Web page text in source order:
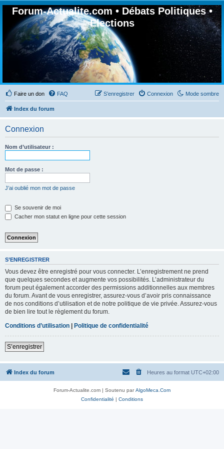
Forum-Actualite.com • Débats Politiques •
Elections
Faire un don Mode sombre
FAQ Connexion
S’enregistrer
Index du forum
Connexion
Nom d’utilisateur :
Mot de passe :
J’ai oublié mon mot de passe
Se souvenir de moi
Cacher mon statut en ligne pour cette session
S’ENREGISTRER
Vous devez être enregistré pour vous connecter. L’enregistrement ne prend
que quelques secondes et augmente vos possibilités. L’administrateur du
forum peut également accorder des permissions additionnelles aux membres
du forum. Avant de vous enregistrer, assurez-vous d’avoir pris connaissance
de nos conditions d’utilisation et de notre politique de vie privée. Assurez-vous
de bien lire tout le règlement du forum.
Conditions d’utilisation | Politique de confidentialité
S’enregistrer
Index du forum Heures au format UTC+02:00
Forum-Actualite.com | Soutenu parAlgoMeca.Com
Confidentialité | Conditions